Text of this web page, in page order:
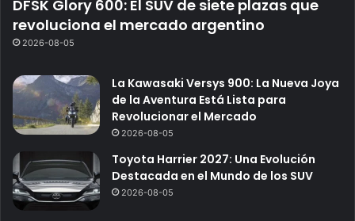
DFSK Glory 600: El SUV de siete plazas que
revoluciona el mercado argentino
2026-08-05
La Kawasaki Versys 900: La Nueva Joya
de la Aventura Está Lista para
Revolucionar el Mercado
2026-08-05
Toyota Harrier 2027: Una Evolución
Destacada en el Mundo de los SUV
2026-08-05